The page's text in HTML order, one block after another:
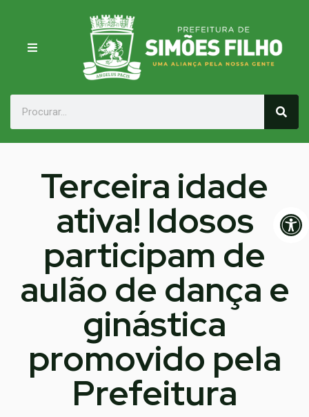
Terceira idade
ativa! Idosos
participam de
aulão de dança e
ginástica
promovido pela
Prefeitura